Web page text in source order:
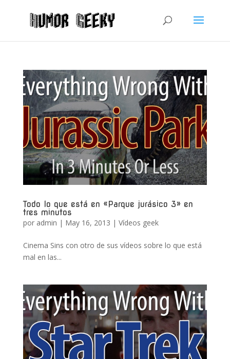
Todo lo que está en «Parque jurásico 3» en
tres minutos
por admin | May 16, 2013 | Vídeos geek
Cinema Sins con otro de sus vídeos sobre lo que está
mal en las...